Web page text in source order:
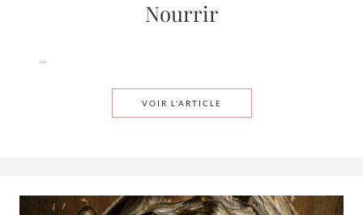
Nourrir
VOIR L'ARTICLE